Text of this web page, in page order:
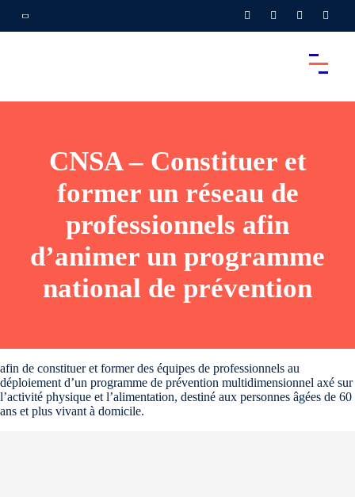
CNSA – Constituer et
former un réseau de
professionnels afin
d’animer un programme
national de prévention
afin de constituer et former des équipes de professionnels au
déploiement d’un programme de prévention multidimensionnel axé sur
l’activité physique et l’alimentation, destiné aux personnes âgées de 60
ans et plus vivant à domicile.